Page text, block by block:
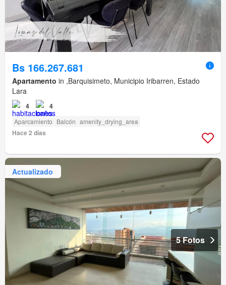
Bs 166.267.681
Apartamento in ,Barquisimeto, Municipio Iribarren, Estado
Lara
4 4
Aparcamiento Balcón amenity_drying_area
Hace 2 días
Actualizado
5 Fotos